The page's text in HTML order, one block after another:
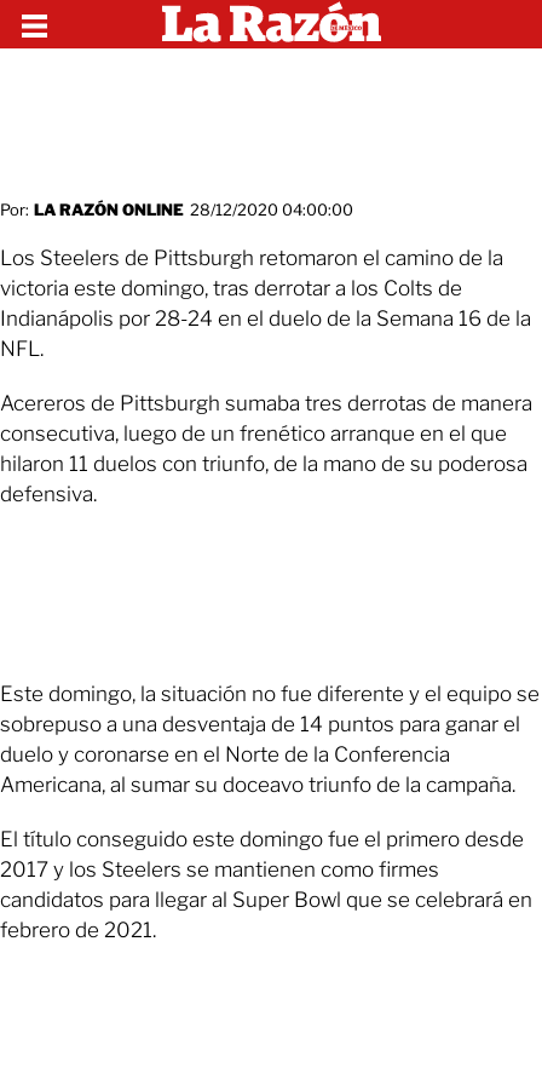
Por: LA RAZÓN ONLINE 28/12/2020 04:00:00
Los Steelers de Pittsburgh retomaron el camino de la
victoria este domingo, tras derrotar a los Colts de
Indianápolis por 28-24 en el duelo de la Semana 16 de la
NFL.
Acereros de Pittsburgh sumaba tres derrotas de manera
consecutiva, luego de un frenético arranque en el que
hilaron 11 duelos con triunfo, de la mano de su poderosa
defensiva.
Este domingo, la situación no fue diferente y el equipo se
sobrepuso a una desventaja de 14 puntos para ganar el
duelo y coronarse en el Norte de la Conferencia
Americana, al sumar su doceavo triunfo de la campaña.
El título conseguido este domingo fue el primero desde
2017 y los Steelers se mantienen como firmes
candidatos para llegar al Super Bowl que se celebrará en
febrero de 2021.